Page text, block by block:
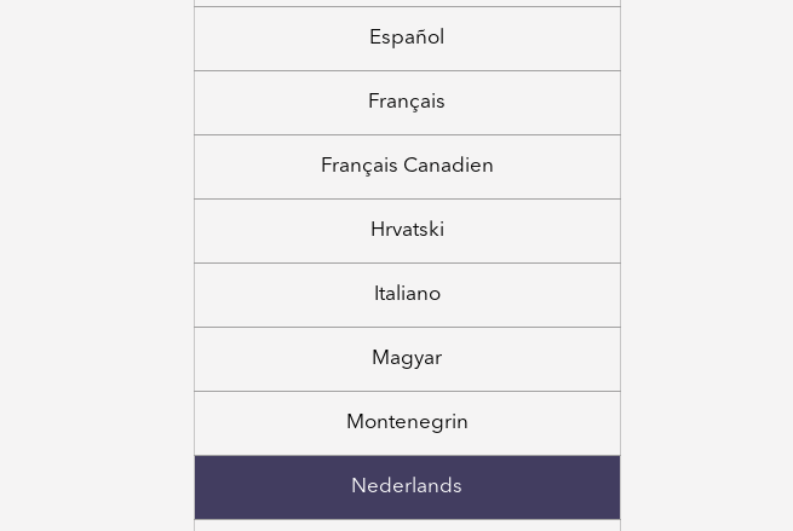
Español
Français
Français Canadien
Hrvatski
Italiano
Magyar
Montenegrin
Nederlands